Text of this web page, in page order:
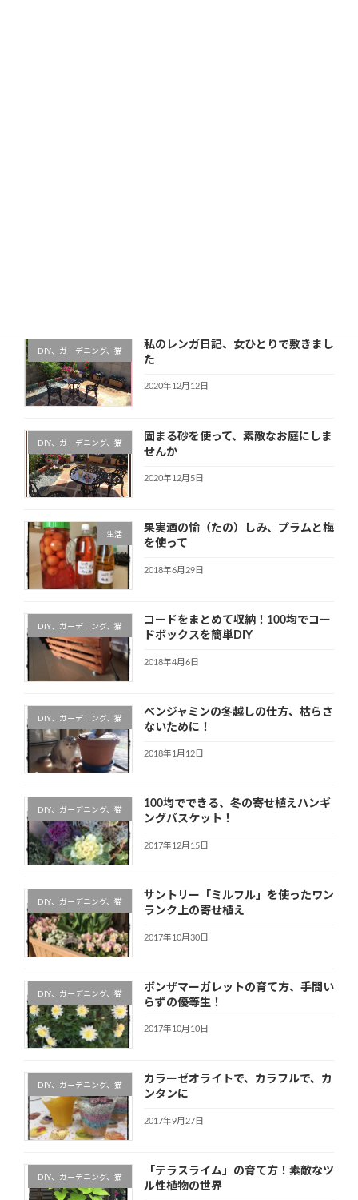
DIY、ガーデニング、猫
私のレンガ日記、女ひとりで敷きまし
た
2020年12月12日
DIY、ガーデニング、猫
固まる砂を使って、素敵なお庭にしま
せんか
2020年12月5日
生活
果実酒の愉（たの）しみ、プラムと梅
を使って
2018年6月29日
DIY、ガーデニング、猫
コードをまとめて収納！100均でコー
ドボックスを簡単DIY
2018年4月6日
DIY、ガーデニング、猫
ベンジャミンの冬越しの仕方、枯らさ
ないために！
2018年1月12日
DIY、ガーデニング、猫
100均でできる、冬の寄せ植えハンギ
ングバスケット！
2017年12月15日
DIY、ガーデニング、猫
サントリー「ミルフル」を使ったワン
ランク上の寄せ植え
2017年10月30日
DIY、ガーデニング、猫
ボンザマーガレットの育て方、手間い
らずの優等生！
2017年10月10日
DIY、ガーデニング、猫
カラーゼオライトで、カラフルで、カ
ンタンに
2017年9月27日
DIY、ガーデニング、猫
「テラスライム」の育て方！素敵なツ
ル性植物の世界